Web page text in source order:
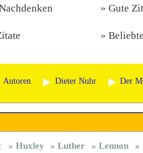
Gute
Autoren Dieter Nuhr Der
Huxley Luther Lennon